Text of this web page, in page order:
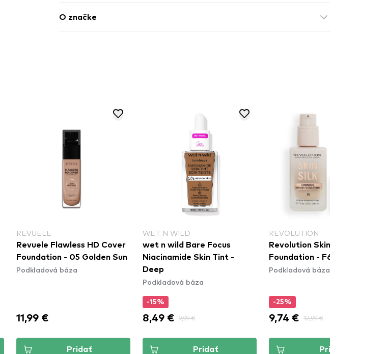
O značke
REVUELE
Revuele Flawless HD Cover
Foundation - 05 Golden Sun
Podkladová báza
11,99 €
Pridať
WET N WILD
wet n wild Bare Focus
Niacinamide Skin Tint -
Deep
Podkladová báza
-15%
8,49 € 9,99 €
Pridať
REVOLUTION
Revolution Skin Silk Serum
Foundation - F6
Podkladová báza
-25%
9,74 € 12,99 €
Pridať